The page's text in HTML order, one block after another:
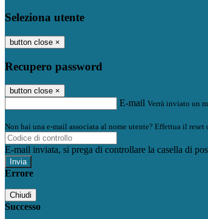
Seleziona utente
button close ×
Recupero password
button close ×
E-mail Verrà inviato un
Non hai una e-mail associata al nome utente? Effettua il reset
E-mail inviata, si prega di controllare la casella di
Errore
Chiudi
Successo